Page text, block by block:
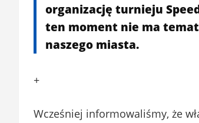
organizację turnieju
ten moment nie ma
naszego miasta.
+
Wcześniej informowaliśmy, że